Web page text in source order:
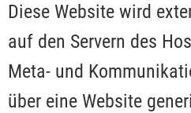
Diese Website wird
auf den Servern des
Meta- und
über eine Website